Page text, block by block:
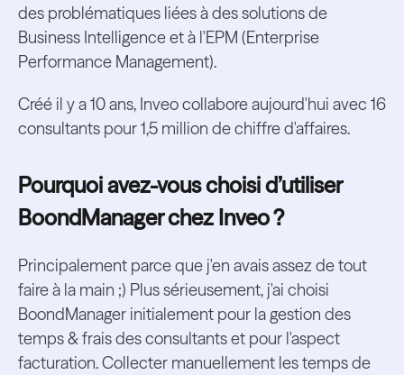
des problématiques liées à des solutions de
Business Intelligence et à l'EPM (Enterprise
Performance Management).
Créé il y a 10 ans, Inveo collabore aujourd'hui avec 16
consultants pour 1,5 million de chiffre d'affaires.
Pourquoi avez-vous choisi d’utiliser
BoondManager chez Inveo ?
Principalement parce que j'en avais assez de tout
faire à la main ;) Plus sérieusement, j'ai choisi
BoondManager initialement pour la gestion des
temps & frais des consultants et pour l'aspect
facturation. Collecter manuellement les temps de